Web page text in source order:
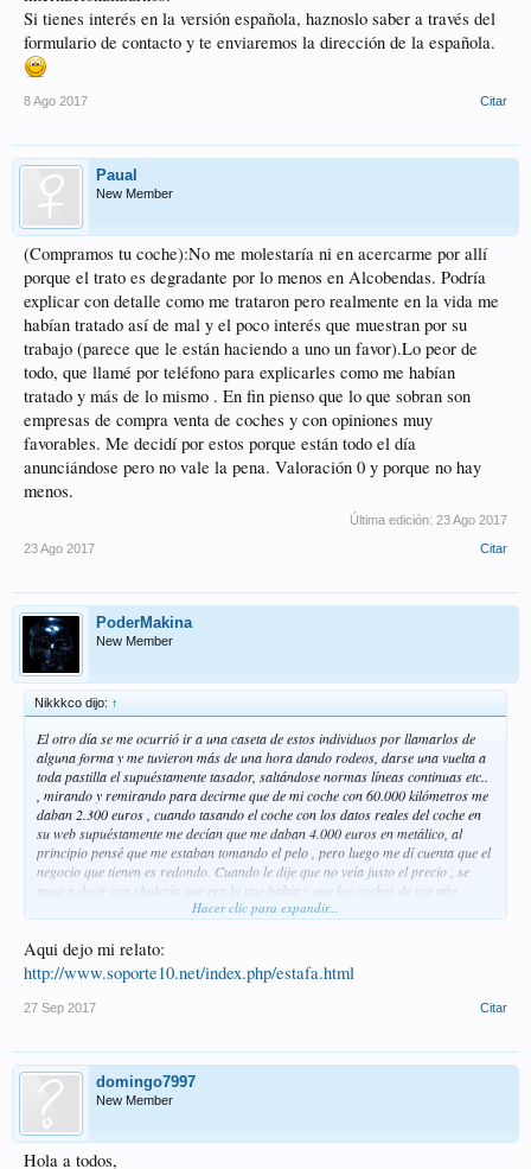
Si tienes interés en la versión española, haznoslo saber a través del
formulario de contacto y te enviaremos la dirección de la española.
8 Ago 2017 Citar
Paual
New Member
(Compramos tu coche):No me molestaría ni en acercarme por allí
porque el trato es degradante por lo menos en Alcobendas. Podría
explicar con detalle como me trataron pero realmente en la vida me
habían tratado así de mal y el poco interés que muestran por su
trabajo (parece que le están haciendo a uno un favor).Lo peor de
todo, que llamé por teléfono para explicarles como me habían
tratado y más de lo mismo . En fin pienso que lo que sobran son
empresas de compra venta de coches y con opiniones muy
favorables. Me decidí por estos porque están todo el día
anunciándose pero no vale la pena. Valoración 0 y porque no hay
menos.
Última edición: 23 Ago 2017
23 Ago 2017
Citar
PoderMakina
New Member
Nikkkco dijo: ↑
El otro día se me ocurrió ir a una caseta de estos individuos por llamarlos de
alguna forma y me tuvieron más de una hora dando rodeos, darse una vuelta a
toda pastilla el supuéstamente tasador, saltándose normas líneas continuas etc..
, mirando y remirando para decirme que de mi coche con 60.000 kilómetros me
daban 2.300 euros , cuando tasando el coche con los datos reales del coche en
su web supuéstamente me decían que me daban 4.000 euros en metálico, al
principio pensé que me estaban tomando el pelo , pero luego me dí cuenta que el
negocio que tienen es redondo. Cuando le dije que no veía justo el precio , se
puso a decir con chulería que era lo que había y que los coches de ese año
estaban mas o menos por ese precio cosa que le rebatí diciéndole que imposible
interesará más y el tipo va y me suelta pues si lo vas a vender límpialo bien con
ironía. Esta sucursal de Elche comprará pocos coches con ese trato al cliente.
me quedé muerto :|
El coche lo vendí una semana después por webs por 3.900 euros sin ninguna
dificultad.
Consejo como usuario consumidor ; si tasas el coche en la web de
comprotucoche.es, lo que te pongan que te dan no te lo creas porque te van a
Hacer clic para expandir...
Aqui dejo mi relato:
http://www.soporte10.net/index.php/estafa.html
27 Sep 2017 Citar
domingo7997
New Member
Hola a todos,